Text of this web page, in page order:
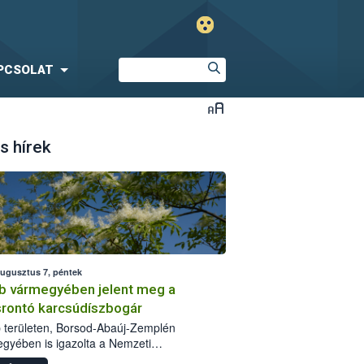
hírek
7, péntek
vármegyében jelent meg a
karcsúdíszbogár
területen, Borsod-Abaúj-Zemplén
is igazolta a Nemzeti
biztonsági Hivatal (Nébih) a